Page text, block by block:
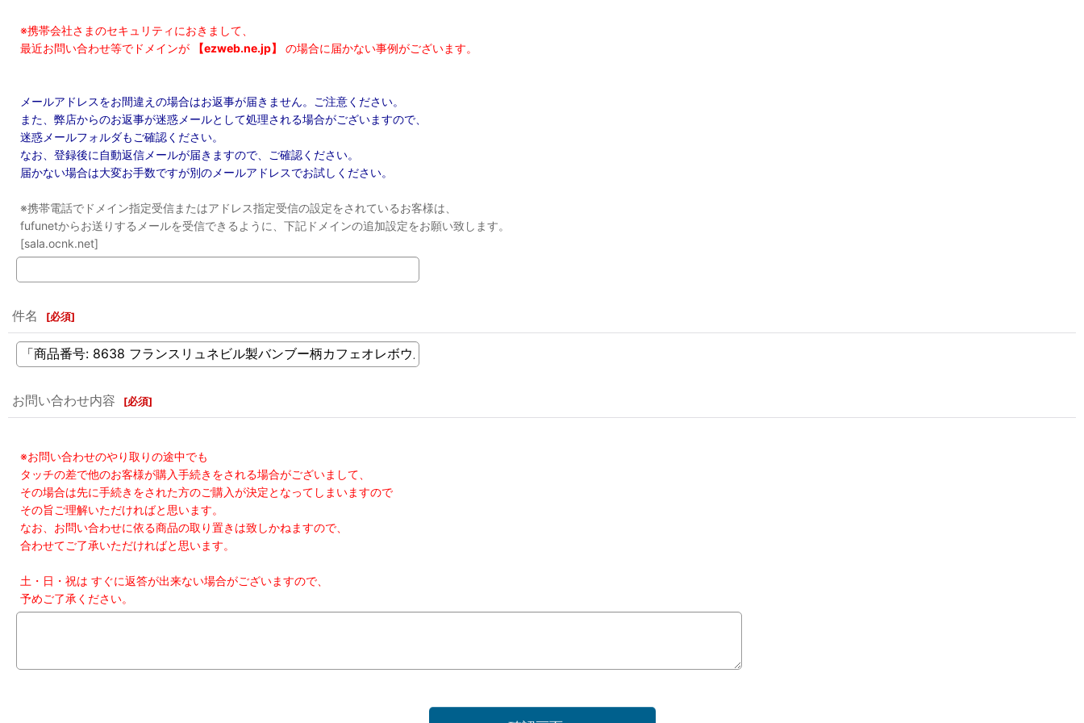
※携帯会社さまのセキュリティにおきまして、
最近お問い合わせ等でドメインが
【ezweb.ne.jp】 の場合に届かない事例がございます。
メールアドレスをお間違えの場合はお返事が届きません。ご注意ください。
また、弊店からのお返事が迷惑メールとして処理される場合がございますので、
迷惑メールフォルダもご確認ください。
なお、登録後に自動返信メールが届きますので、ご確認ください。
届かない場合は大変お手数ですが別のメールアドレスでお試しください。
※携帯電話でドメイン指定受信またはアドレス指定受信の設定をされているお客様は、
fufunetからお送りするメールを受信できるように、下記ドメインの追加設定をお願い致します。
[sala.ocnk.net]
件名 [必須]
お問い合わせ内容 [必須]
※お問い合わせのやり取りの途中でも
タッチの差で他のお客様が購入手続きをされる場合がございまして、
その場合は先に手続きをされた方のご購入が決定となってしまいますので
その旨ご理解いただければと思います。
なお、お問い合わせに依る商品の取り置きは致しかねますので、
合わせてご了承いただければと思います。
土・日・祝は すぐに返答が出来ない場合がございますので、
予めご了承ください。